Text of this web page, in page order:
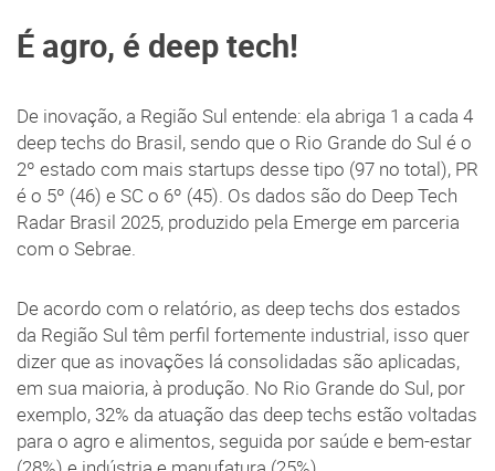
É agro, é deep tech!
De inovação, a Região Sul entende: ela abriga 1 a cada 4
deep techs do Brasil, sendo que o Rio Grande do Sul é o
2º estado com mais startups desse tipo (97 no total), PR
é o 5º (46) e SC o 6º (45). Os dados são do Deep Tech
Radar Brasil 2025, produzido pela Emerge em parceria
com o Sebrae.
De acordo com o relatório, as deep techs dos estados
da Região Sul têm perfil fortemente industrial, isso quer
dizer que as inovações lá consolidadas são aplicadas,
em sua maioria, à produção. No Rio Grande do Sul, por
exemplo, 32% da atuação das deep techs estão voltadas
para o agro e alimentos, seguida por saúde e bem-estar